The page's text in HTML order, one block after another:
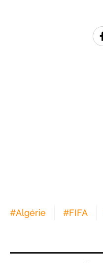
#Algérie #FIFA